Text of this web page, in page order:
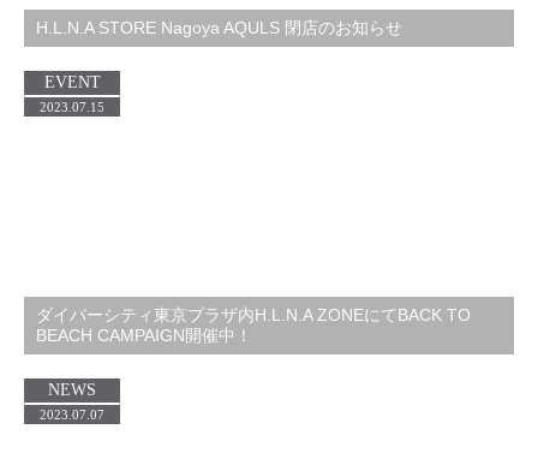
H.L.N.A STORE Nagoya AQULS 閉店のお知らせ
ダイバーシティ東京プラザ内H.L.N.A ZONEにてBACK TO
BEACH CAMPAIGN開催中！
EVENT
2023.07.15
NEWS
2023.07.07